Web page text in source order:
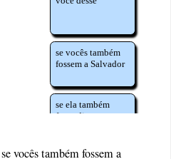
vocês também fossem a